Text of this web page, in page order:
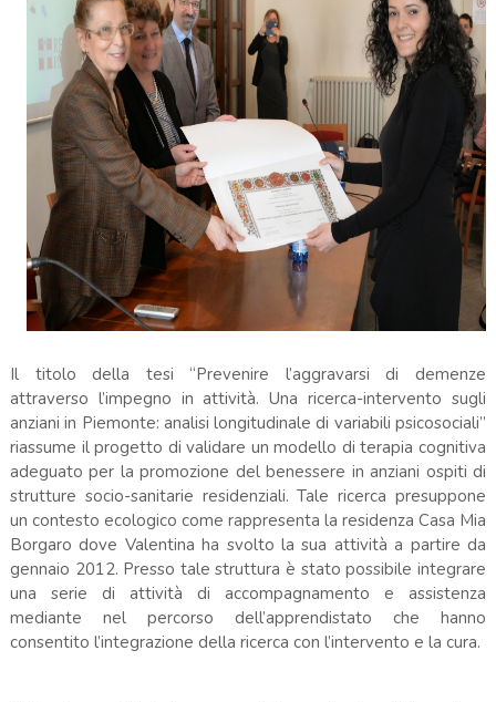
Il titolo della tesi “Prevenire l’aggravarsi di demenze
attraverso l’impegno in attività. Una ricerca-intervento sugli
anziani in Piemonte: analisi longitudinale di variabili psicosociali”
riassume il progetto di validare un modello di terapia cognitiva
adeguato per la promozione del benessere in anziani ospiti di
strutture socio-sanitarie residenziali. Tale ricerca presuppone
un contesto ecologico come rappresenta la residenza Casa Mia
Borgaro dove Valentina ha svolto la sua attività a partire da
gennaio 2012. Presso tale struttura è stato possibile integrare
una serie di attività di accompagnamento e assistenza
mediante nel percorso dell’apprendistato che hanno
consentito l’integrazione della ricerca con l’intervento e la cura.